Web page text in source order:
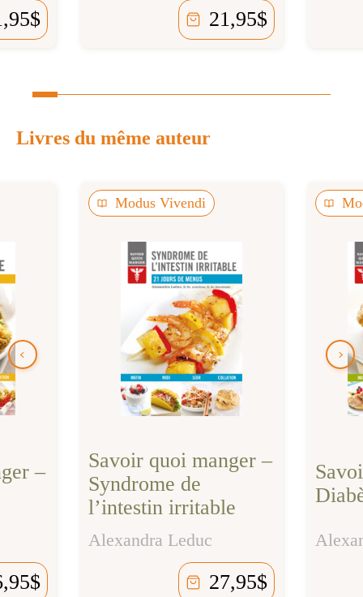
21,95$
$
Livres du même auteur
Modus Vivendi
Savoir quoi manger –
Syndrome de
l’intestin irritable
Alexandra Leduc
27,95$
–
$